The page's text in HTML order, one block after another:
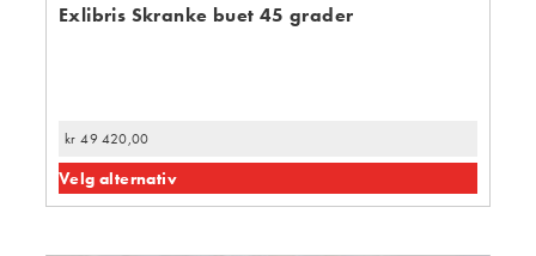
Exlibris Skranke buet 45 grader
kr 49 420,00
Velg alternativ